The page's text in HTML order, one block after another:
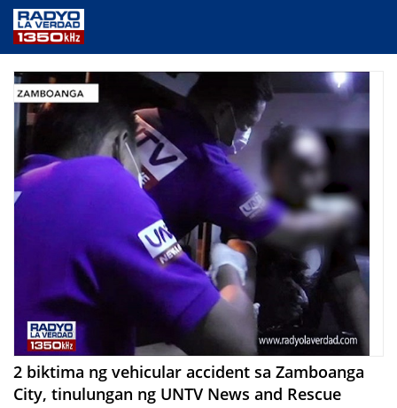
PUBLIC SERVICE
ANNOUNCEMENTS
PROGRAMS
ABOUT
CONTACT US
2 biktima ng vehicular accident sa Zamboanga
City, tinulungan ng UNTV News and Rescue